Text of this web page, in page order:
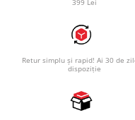
Retur simplu și rapid! Ai 30 de
dispoziție